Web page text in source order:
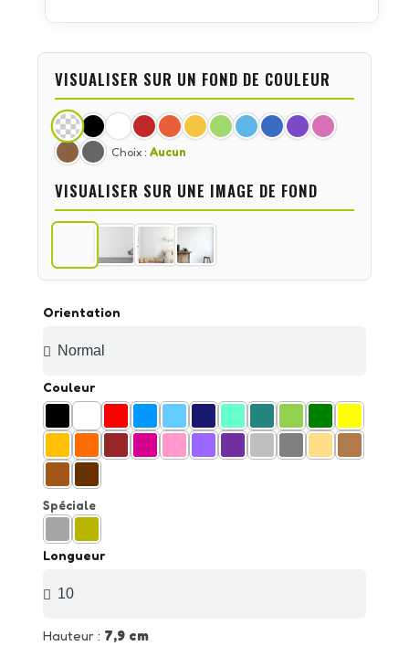
Orientation
Couleur
Spéciale
Longueur
Hauteur : 7,9 cm
VISUALISER SUR UN FOND DE COULEUR
Choix : Aucun
VISUALISER SUR UNE IMAGE DE FOND